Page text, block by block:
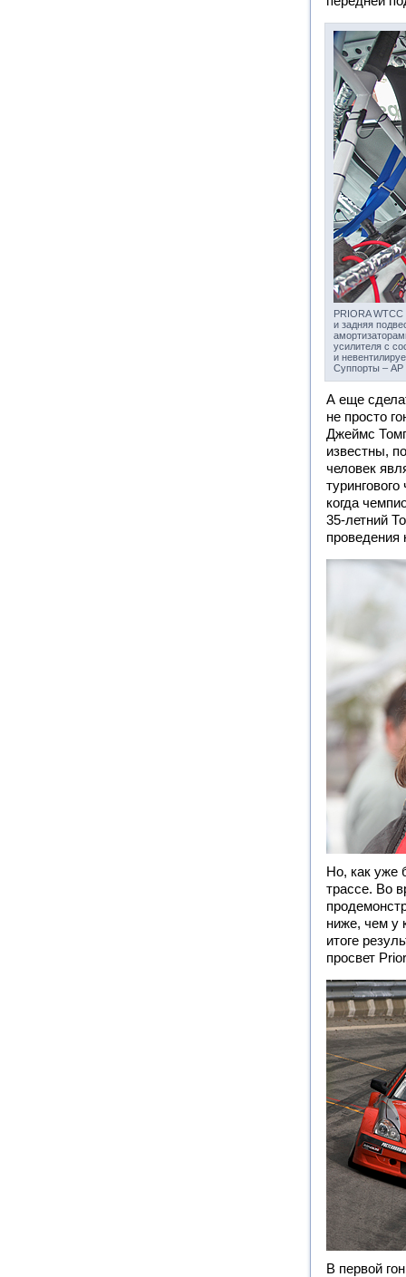
PRIORA
и задняя
усилителя с
и
Суппорты –
А еще
не просто
Джеймс
известны,
человек
когда
35-летний
проведения
Но, как уже
трассе. Во
ниже, чем у
итоге
просвет
В первой